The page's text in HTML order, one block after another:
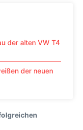
der alten VW T4
der neuen